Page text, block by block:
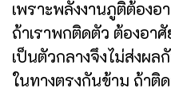
เพราะพลังงานภูติต้องอ
ถ้าเราพกติดตัว ต้องอาศั
เป็นตัวกลางจึงไม่ส่งผล
ในทางตรงกันข้าม ถ้าติ